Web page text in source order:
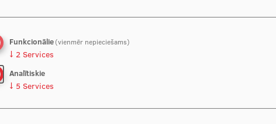
vadītāja, Farmācijas projektu
Funkcionālie(vienmēr nepieciešams)
↓ 2 Services
Analītiskie
↓ 5 Services